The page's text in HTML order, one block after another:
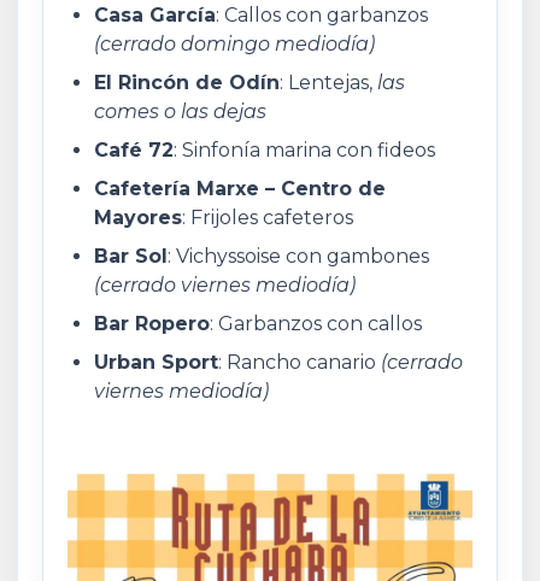
Casa García: Callos con garbanzos
(cerrado domingo mediodía)
El Rincón de Odín: Lentejas, las
comes o las dejas
Café 72: Sinfonía marina con fideos
Cafetería Marxe – Centro de
Mayores: Frijoles cafeteros
Bar Sol : Vichyssoise con gambones
(cerrado viernes mediodía)
Bar Ropero: Garbanzos con callos
Urban Sport: Rancho canario (cerrado
viernes mediodía)